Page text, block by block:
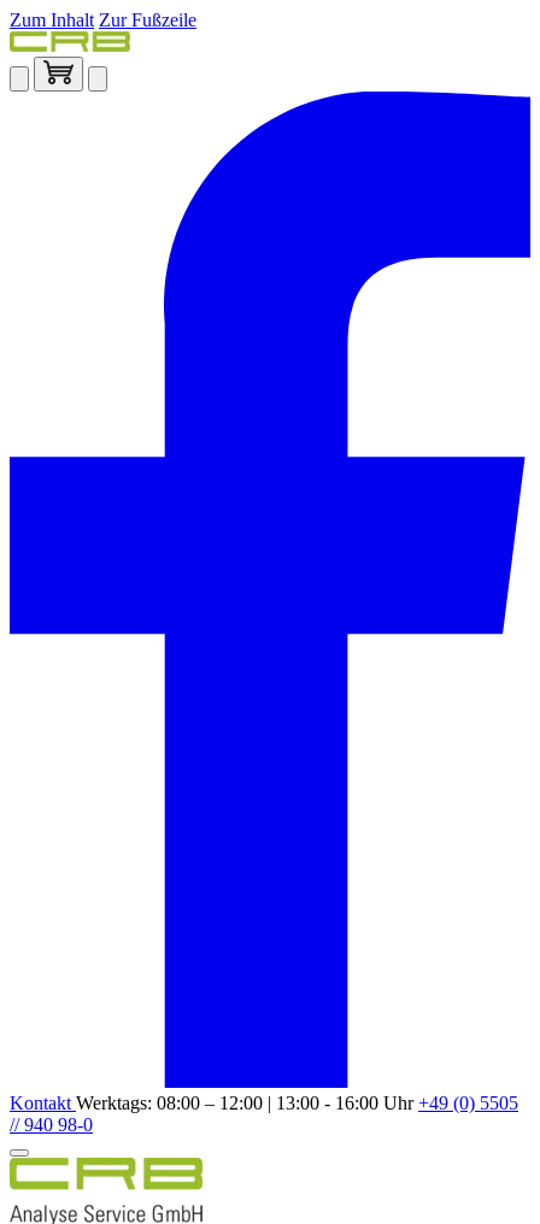
Zum Inhalt Zur Fußzeile
Kontakt Werktags: 08:00 – 12:00 | 13:00 - 16:00 Uhr+49 (0) 5505
// 940 98-0